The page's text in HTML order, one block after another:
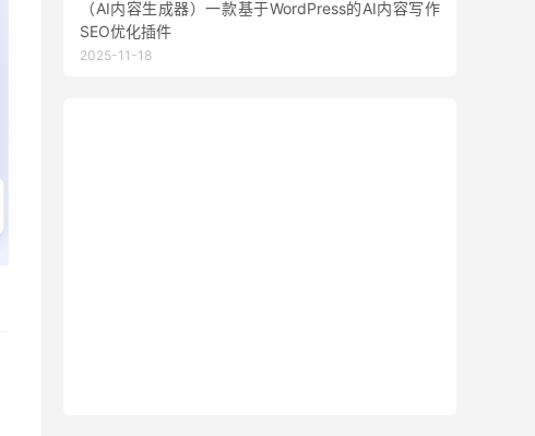
（AI内容生成器）一款基于WordPress的AI内容写作
SEO优化插件
2025-11-18